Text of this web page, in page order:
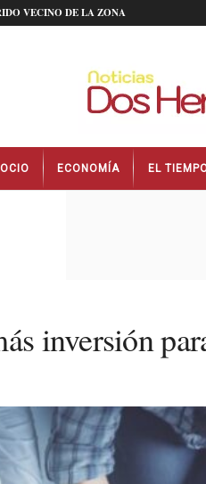
VECINO DE LA ZONA
OCIO ECONOMÍA EL
inversión